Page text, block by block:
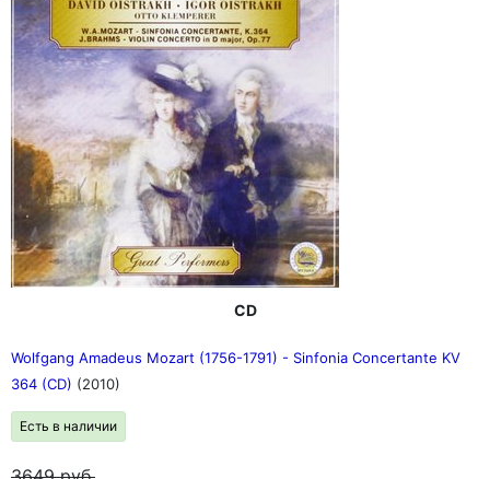
CD
Wolfgang Amadeus Mozart (1756-1791) - Sinfonia Concertante KV
364 (CD) (2010)
Есть в наличии